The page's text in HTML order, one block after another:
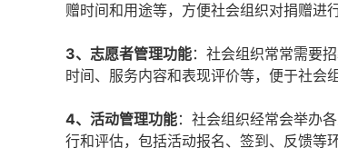
赠时间和用途等，方便社会组织对捐赠进
3、志愿者管理功能：社会组织常常需要
时间、服务内容和表现评价等，便于社会
4、活动管理功能：社会组织经常会举办
行和评估，包括活动报名、签到、反馈等环